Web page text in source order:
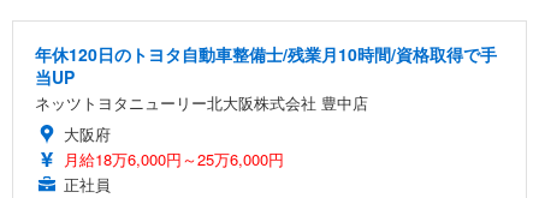
年休120日のトヨタ自動車整備士/残業月10時間/資格取得で手
当UP
ネッツトヨタニューリー北大阪株式会社 豊中店
大阪府
月給18万6,000円～25万6,000円
正社員